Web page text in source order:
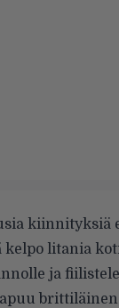
kiinnityksiä
litania
ja